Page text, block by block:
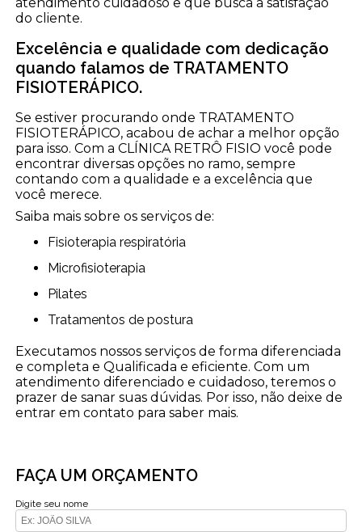
do cliente.
Excelência e qualidade com dedicação
quando falamos de TRATAMENTO
FISIOTERÁPICO.
Se estiver procurando onde TRATAMENTO
FISIOTERÁPICO, acabou de achar a melhor opção
para isso. Com a CLÍNICA RETRÔ FISIO você pode
encontrar diversas opções no ramo, sempre
contando com a qualidade e a excelência que
você merece.
Saiba mais sobre os serviços de:
Fisioterapia respiratória
Microfisioterapia
Pilates
Tratamentos de postura
Executamos nossos serviços de forma diferenciada
e completa e Qualificada e eficiente. Com um
atendimento diferenciado e cuidadoso, teremos o
prazer de sanar suas dúvidas. Por isso, não deixe de
entrar em contato para saber mais.
FAÇA UM ORÇAMENTO
Digite seu nome